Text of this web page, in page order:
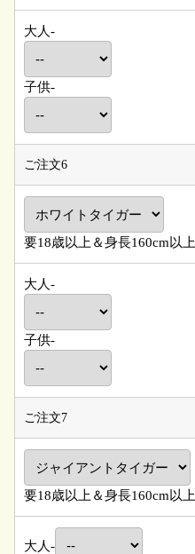
大人-
子供-
ご注文6
要18歳以上＆身長160cm以上
大人-
子供-
ご注文7
要18歳以上＆身長160cm以上
大人-